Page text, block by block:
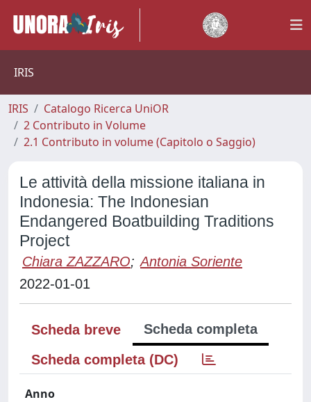
IRIS
IRIS
Catalogo Ricerca UniOR
2 Contributo in Volume
2.1 Contributo in volume (Capitolo o Saggio)
Le attività della missione italiana in
Indonesia: The Indonesian
Endangered Boatbuilding Traditions
Project
Chiara ZAZZARO; Antonia Soriente
2022-01-01
Scheda breve
Scheda completa
Scheda completa (DC)
Anno